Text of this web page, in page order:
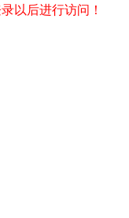
以后进行访问！